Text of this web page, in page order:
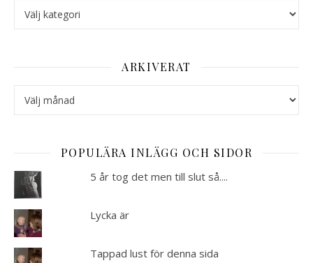
ARKIVERAT
POPULÄRA INLÄGG OCH SIDOR
5 år tog det men till slut så....
Lycka är
Tappad lust för denna sida